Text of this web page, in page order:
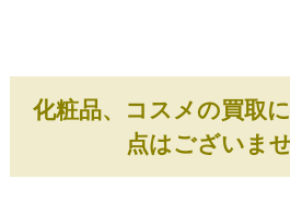
化粧品、コスメの買取
点はございま